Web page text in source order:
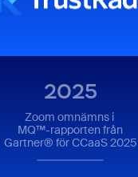
2025
Zoom omnämns i
MQ™-rapporten från
Gartner® för CCaaS 2025